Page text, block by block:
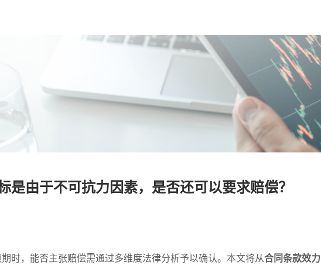
是由于不可抗力因素，是否还可以要求赔偿？
时，能否主张赔偿需通过多维度法律分析予以确认。本文将从合同条款效力